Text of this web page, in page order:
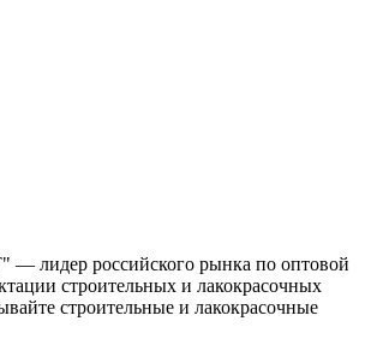
российского рынка по оптовой
строительных и лакокрасочных
строительные и лакокрасочные